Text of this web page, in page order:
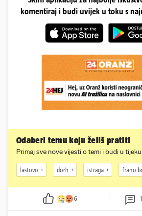
komentiraj i budi uvijek u toku s
Odaberi temu koju želiš pratiti
Primaj sve nove vijesti o temi i budi u tijeku
lastovo dorh istraga frano
6